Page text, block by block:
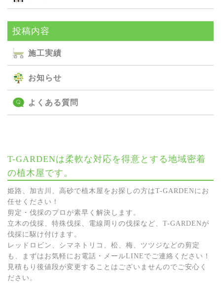
投稿内容
施⼯実績
お知らせ
よくある質問
T-GARDENは柔軟な対応を得意とする地域密着
の植木屋です。
姫路、加古川、高砂で植木屋をお探しの方はT-GARDENにお
任せください！
剪定・伐採のプロが素早く解決します。
立木の伐採、特殊伐採、電線周りの伐採など、T-GARDENが
伐採に駆け付けます。
レッドロビン、シマネトリコ、松、梅、ツツジなどの剪定
も、まずはお気軽にお電話・メールLINEでご連絡ください！
見積もり後値段が変更することはございませんのでご安心く
ださい。